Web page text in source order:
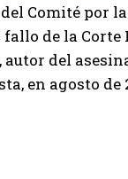
Comité por
de la Corte
del
en agosto de